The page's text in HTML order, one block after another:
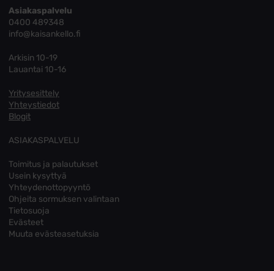
Asiakaspalvelu
0400 489348
info@kaisankello.fi
Arkisin 10-19
Lauantai 10-16
Yritysesittely
Yhteystiedot
Blogit
ASIAKASPALVELU
Toimitus ja palautukset
Usein kysyttyä
Yhteydenottopyyntö
Ohjeita sormuksen valintaan
Tietosuoja
Evästeet
Muuta evästeasetuksia